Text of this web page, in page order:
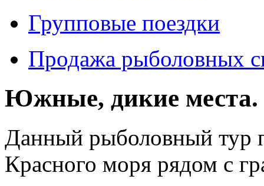
Групповые поездки
Продажа рыболовных
Южные, дикие места.
Данный рыболовный тур
Красного моря рядом с